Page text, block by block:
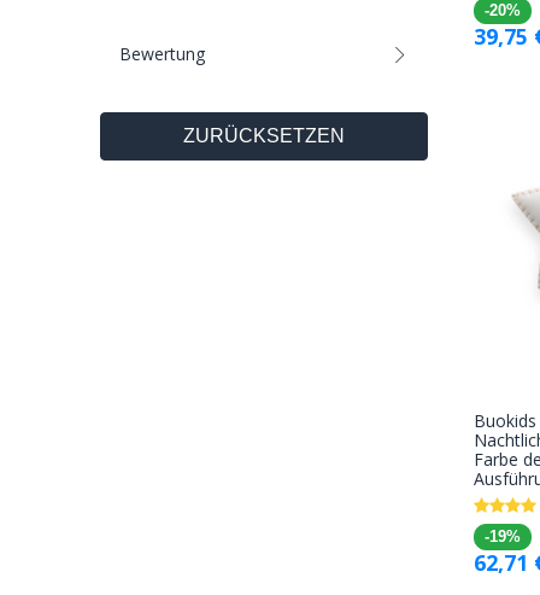
Bewertung
ZURÜCKSETZEN
-20%
39,75
Farbe
-19%
62,71